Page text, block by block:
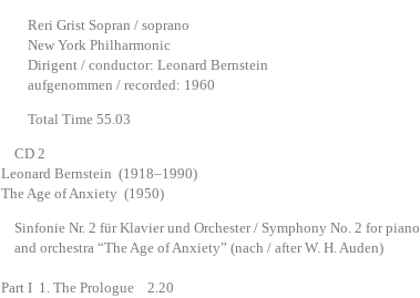
Reri Grist Sopran / soprano
New York Philharmonic
Dirigent / conductor: Leonard Bernstein
aufgenommen / recorded: 1960
Total Time 55.03
CD 2
Leonard Bernstein (1918–1990)
The Age of Anxiety (1950)
Sinfonie Nr. 2 für Klavier und Orchester / Symphony No. 2 for piano
and orchestra “The Age of Anxiety” (nach / after W. H. Auden)
Part I 1. The Prologue 2.20